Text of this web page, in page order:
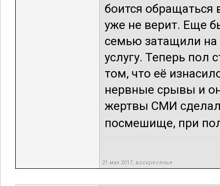
боится
уже не верит. Еще
семью затащили на
услугу. Теперь пол
том, что её
нервные срывы и
жертвы СМИ
посмешище, при
21 мая 2017, воскресенье